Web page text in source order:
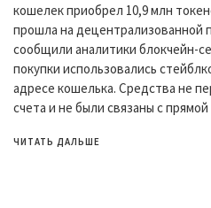
кошелек приобрел 10,9 млн
прошла на децентрализованной
сообщили аналитики блокчейн-
покупки использовались
адресе кошелька. Средства не
счета и не были связаны с
ЧИТАТЬ ДАЛЬШЕ